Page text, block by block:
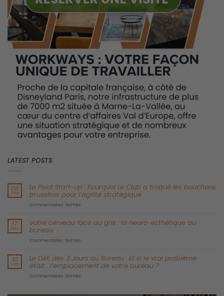
marché. Les cultures d’entreprise tournées vers l’avenir
reposent sur trois principes: l’accent mis sur le développement
des employés, un objectif clair axé sur la mission et une volonté
de changement. Les organisations doivent trouver un équilibre
entre l’innovation et les procédures établies pour encourager la
collaboration et la flexibilité.
J’ai récemment eu le plaisir d’interviewer Kevin Oakes, PDG
d’i4cp (Institute for Corporate Productivity), un cabinet de
recherche en RH de premier plan.
Notre conversation, axée sur leurs dernières recherches, a
révélé une vérité surprenante: une culture d’entreprise solide et
tournée vers l’avenir peut augmenter les performances d’une
organisation de manière stupéfiante, en les multipliant par cinq.
Ce n’est pas une simple conjecture, c’est une affirmation
remontent à l’époque où elle s’appelait Human Resource
Institute.
Leurs recherches établissent systématiquement un lien entre
les pratiques RH et les résultats commerciaux tangibles tels
que la croissance du chiffre d’affaires, la part de marché et la
pratiques, il identifie également les « prochaines pratiques »,
c’est-à-dire celles qui ont une forte corrélation avec l’impact
commercial mais qui ne sont pas encore largement adoptées.